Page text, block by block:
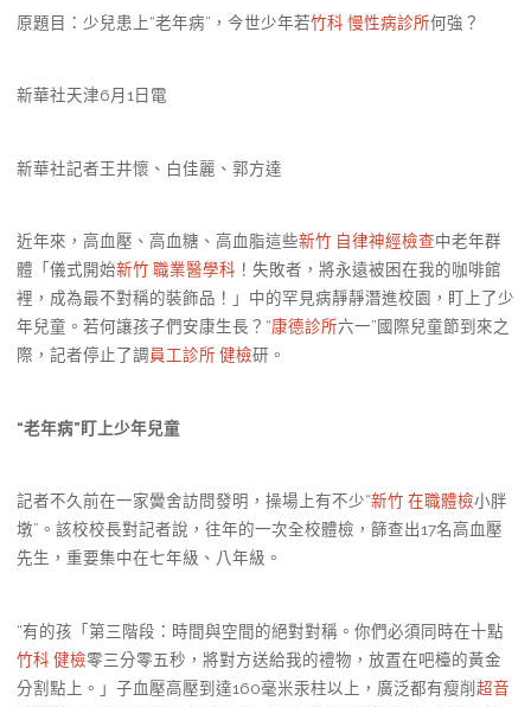
原題目：少兒患上“老年病”，今世少年若竹科 慢性病診所何強？
新華社天津6月1日電
新華社記者王井懷、白佳麗、郭方達
近年來，高血壓、高血糖、高血脂這些新竹 自律神經檢查中老年群
體「儀式開始新竹 職業醫學科 ！失敗者，將永遠被困在我的咖啡館
裡，成為最不對稱的裝飾品！」中的罕見病靜靜潛進校園，盯上了少
年兒童。若何讓孩子們安康生長？“康德診所六一”國際兒童節到來之
際，記者停止了調 員工診所 健檢研。
“老年病”盯上少年兒童
記者不久前在一家黌舍訪問發明，操場上有不少“新竹 在職體檢小胖
墩”。該校校長對記者說，往年的一次全校體檢，篩查出17名高血壓
先生，重要集中在七年級、八年級。
“有的孩「第三階段：時間與空間的絕對對稱。你們必須同時在十點
竹科 健檢零三分零五秒，將對方送給我的禮物，放置在吧檯的黃金
分割點上。」子血壓高壓到達160毫米汞柱以上，廣泛都有瘦削超音